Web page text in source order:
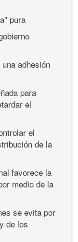
pura
adhesión
para
el
el
de la
favorece la
medio de la
se evita por
de los